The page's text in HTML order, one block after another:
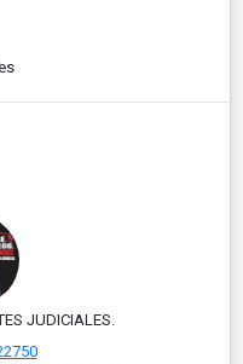
JUDICIALES.